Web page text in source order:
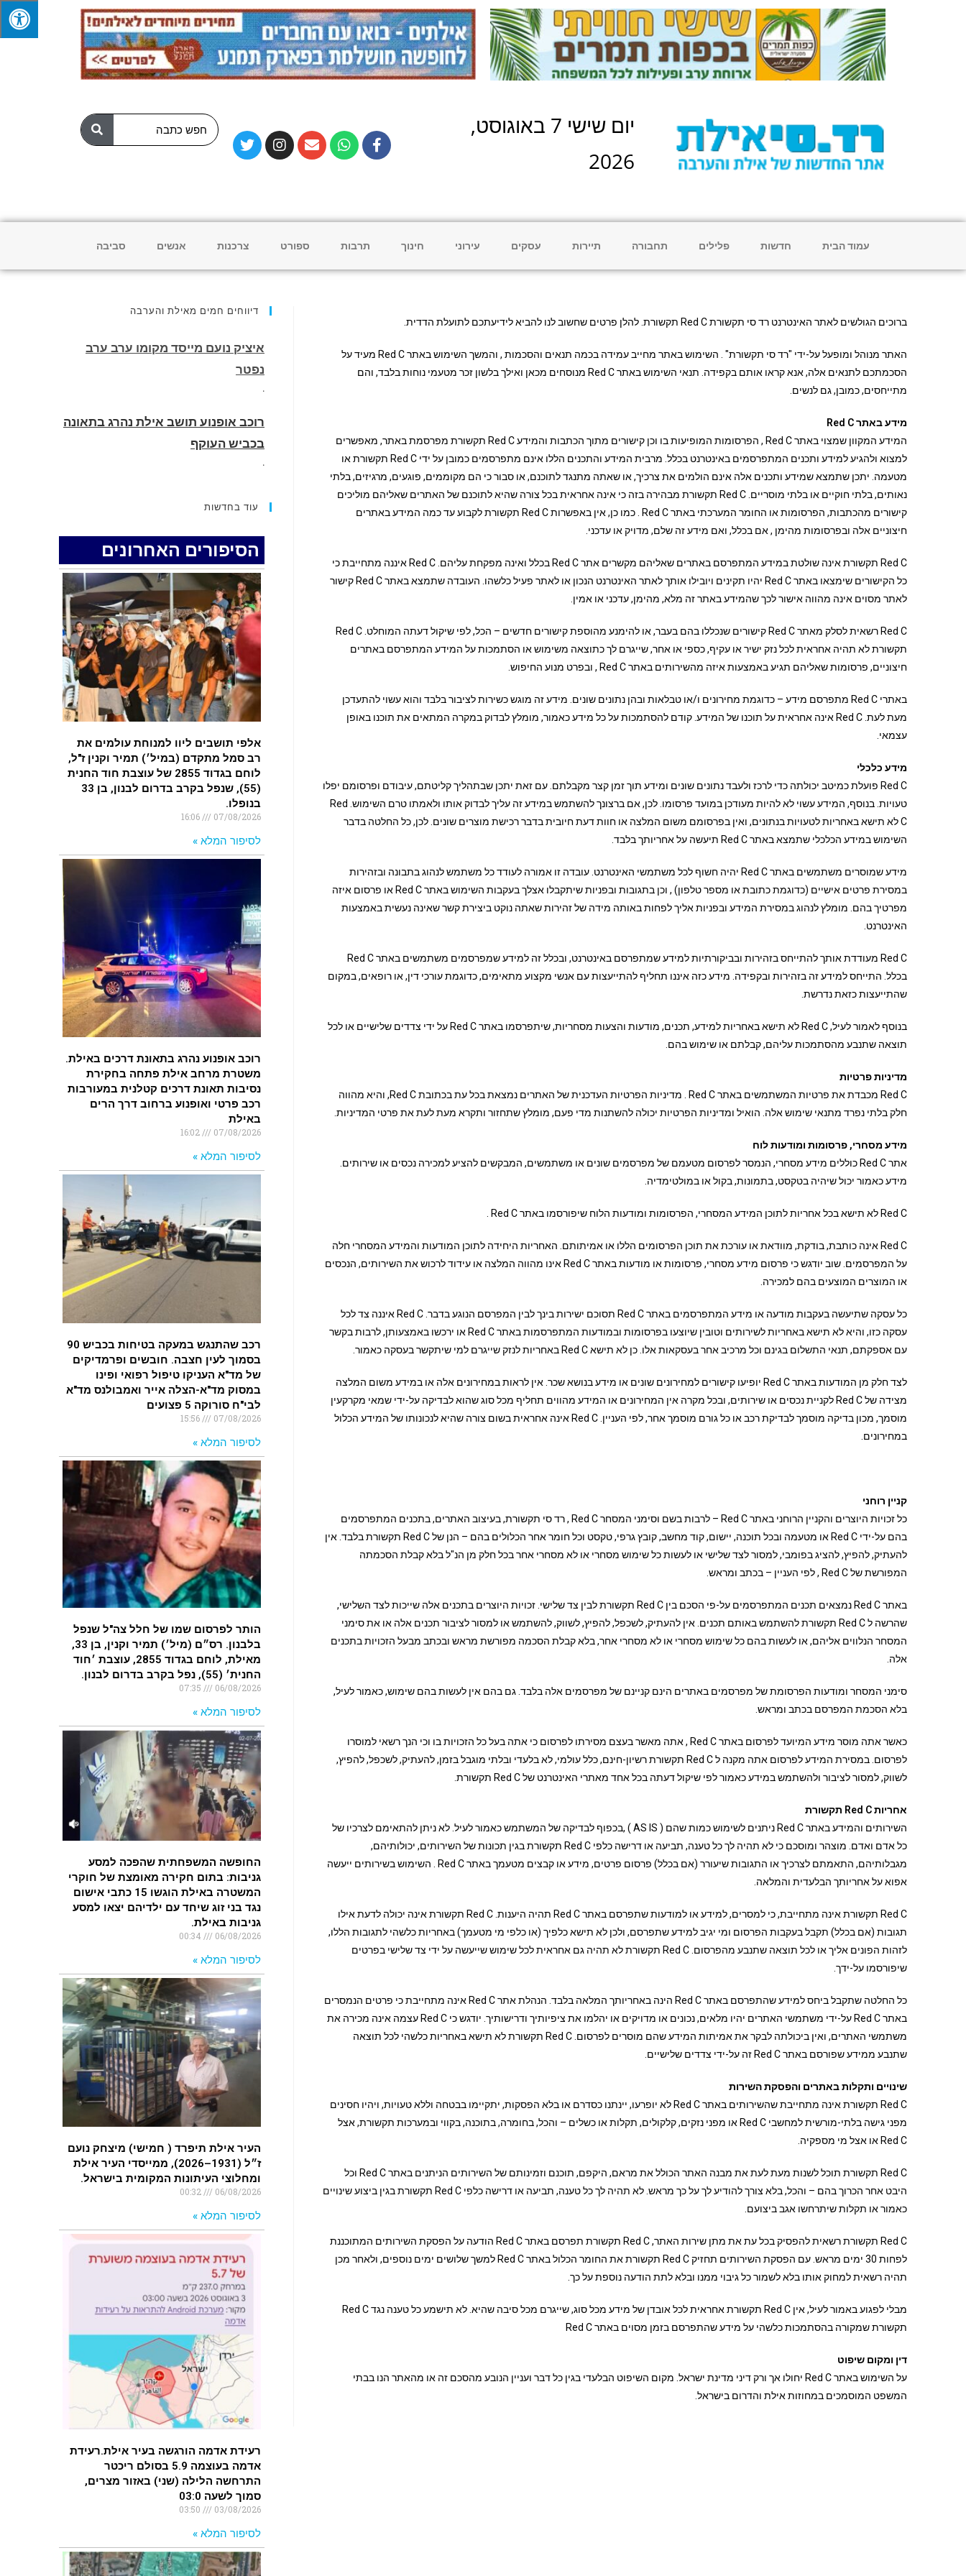
יום שישי 7 באוגוסט,
2026
עמוד הבית חדשות פלילים תחבורה תיירות עסקים עירוני חינוך תרבות ספורט צרכנות אנשים סביבה
ברוכים הגולשים לאתר האינטרנט רד סי תקשורת Red C תקשורת. להלן פרטים שחשוב לנו להביא לידיעתכם לתועלת הדדית.
האתר מנוהל ומופעל על-ידי "רד סי תקשורת" . השימוש באתר מחייב עמידה בכמה תנאים והסכמות , והמשך השימוש באתר Red C מעיד על
הסכמתכם לתנאים אלה, אנא קראו אותם בקפידה. תנאי השימוש באתר Red C מנוסחים מכאן ואילך בלשון זכר מטעמי נוחות בלבד, והם
מתייחסים, כמובן, גם לנשים.
מידע באתר Red C
המידע המקוון שמצוי באתר Red C , הפרסומות המופיעות בו וכן קישורים מתוך הכתבות והמידע Red C תקשורת מפרסמת באתר, מאפשרים
למצוא ולהגיע למידע ותכנים המתפרסמים באינטרנט בכלל. מרבית המידע והתכנים הללו אינם מתפרסמים כמובן על ידי Red C תקשורת או
מטעמה. יתכן שתמצא שמידע ותכנים אלה אינם הולמים את צרכיך, או שאתה מתנגד לתוכנם, או סבור כי הם מקוממים, פוגעים, מרגיזים, בלתי
נאותים, בלתי חוקיים או בלתי מוסריים. Red C תקשורת מבהירה בזה כי אינה אחראית בכל צורה שהיא לתוכנם של האתרים שאליהם מוליכים
קישורים מהכתבות, הפרסומות או החומר המערכתי באתר Red C . כמו כן, אין באפשרות Red C תקשורת לקבוע עד כמה המידע באתרים
חיצוניים אלה ובפרסומות מהימן , אם בכלל, ואם מידע זה שלם, מדויק או עדכני.
Red C תקשורת אינה שולטת במידע המתפרסם באתרים שאליהם מקשרים אתר Red C בכלל ואינה מפקחת עליהם. Red C איננה מתחייבת כי
כל הקישורים שימצאו באתר Red C יהיו תקינים ויובילו אותך לאתר האינטרנט הנכון או לאתר פעיל כלשהו. העובדה שתמצא באתר Red C קישור
לאתר מסוים אינה מהווה אישור לכך שהמידע באתר זה מלא, מהימן, עדכני או אמין.
Red C רשאית לסלק מאתר Red C קישורים שנכללו בהם בעבר, או להימנע מהוספת קישורים חדשים – הכל, לפי שיקול דעתה המוחלט. Red C
תקשורת לא תהיה אחראית לכל נזק ישיר או עקיף, כספי או אחר, שייגרם לך כתוצאה משימוש או הסתמכות על המידע המתפרסם באתרים
חיצוניים, פרסומות שאליהם תגיע באמצעות איזה מהשירותים באתר Red C , ובפרט מנוע החיפוש.
באתרי Red C מתפרסם מידע – כדוגמת מחירונים ו/או טבלאות ובהן נתונים שונים. מידע זה מוגש כשירות לציבור בלבד והוא עשוי להתעדכן
מעת לעת. Red C אינה אחראית על תוכנו של המידע. קודם להסתמכות על כל מידע כאמור, מומלץ לבדוק במקרה המתאים את תוכנו באופן
עצמאי.
מידע כלכלי
Red C פועלת כמיטב יכולתה כדי לרכז ולעבד נתונים שונים ומידע תוך זמן קצר מקבלתם. עם זאת יתכן שבתהליך קליטתם, עיבודם ופרסומם יפלו
טעויות. בנוסף, המידע עשוי לא להיות מעודכן במועד פרסומו. לכן, אם ברצונך להשתמש במידע זה עליך לבדוק אותו ולאמתו טרם השימוש. Red
C לא תישא באחריות לטעויות בנתונים, ואין בפרסומם משום המלצה או חוות דעת חיובית בדבר רכישת מוצרים שונים. לכן, כל החלטה בדבר
השימוש במידע הכלכלי שתמצא באתר Red C תיעשה על אחריותך בלבד.
מידע שמוסרים משתמשים באתר Red C יהיה חשוף לכל משתמשי האינטרנט. עובדה זו אמורה לעודד כל משתמש לנהוג בתבונה ובזהירות
במסירת פרטים אישיים (כדוגמת כתובת או מספר טלפון) , וכן בתגובות ובפניות שיתקבלו אצלך בעקבות השימוש באתר Red C או פרסום איזה
מפרטיך בהם. מומלץ לנהוג במסירת המידע ובפניות אליך לפחות באותה מידה של זהירות שאתה נוקט ביצירת קשר שאינה נעשית באמצעות
האינטרנט.
Red C מעודדת אותך להתייחס בזהירות ובביקורתיות למידע שמתפרסם באינטרנט, ובכלל זה למידע שמפרסמים משתמשים באתר Red C
בכלל. התייחס למידע זה בזהירות ובקפידה. מידע כזה איננו תחליף להתייעצות עם אנשי מקצוע מתאימים, כדוגמת עורכי דין, או רופאים, במקום
שהתייעצות כזאת נדרשת.
בנוסף לאמור לעיל, Red C לא תישא באחריות למידע, תכנים, מודעות והצעות מסחריות, שיתפרסמו באתר Red C על ידי צדדים שלישיים או לכל
תוצאה שתנבע מהסתמכות עליהם, קבלתם או שימוש בהם.
מדיניות פרטיות
Red C מכבדת את פרטיות המשתמשים באתר Red C . מדיניות הפרטיות העדכנית של האתרים נמצאת בכל עת בכתובת Red C, והיא מהווה
חלק בלתי נפרד מתנאי שימוש אלה. הואיל ומדיניות הפרטיות יכולה להשתנות מדי פעם, מומלץ שתחזור ותקרא מעת לעת את פרטי המדיניות.
מידע מסחרי, פרסומות ומודעות לוח
אתר Red C כוללים מידע מסחרי, הנמסר לפרסום מטעמם של מפרסמים שונים או משתמשים, המבקשים להציע למכירה נכסים או שירותים.
מידע כאמור יכול שיהיה בטקסט, בתמונות, בקול או במולטימדיה.
Red C לא תישא בכל אחריות לתוכן המידע המסחרי, הפרסומות ומודעות הלוח שיפורסמו באתר Red C .
Red C אינה כותבת, בודקת, מוודאת או עורכת את תוכן הפרסומים הללו או אמיתותם. האחריות היחידה לתוכן המודעות והמידע המסחרי חלה
על המפרסמים. שוב יודגש כי פרסום מידע מסחרי, פרסומות או מודעות באתר Red C אינו מהווה המלצה או עידוד לרכוש את השירותים, הנכסים
או המוצרים המוצעים בהם למכירה.
כל עסקה שתיעשה בעקבות מודעה או מידע המתפרסמים באתר Red C תסוכם ישירות בינך לבין המפרסם הנוגע בדבר. Red C איננה צד לכל
עסקה כזו, והיא לא תישא באחריות לשירותים וטובין שיוצעו בפרסומות ובמודעות המתפרסמות באתר Red C או ירכשו באמצעותן, לרבות בקשר
עם אספקתם, תנאי התשלום בגינם וכל מרכיב אחר בעסקאות אלו. כן לא תישא Red C באחריות לנזק שייגרם למי שיתקשר בעסקה כאמור.
לצד חלק מן המודעות באתר Red C יופיעו קישורים למחירונים שונים או מידע בנושא שכר. אין לראות במחירונים אלה או במידע משום המלצה
מצידה של Red C לקניית נכסים או שירותים, ובכל מקרה אין המחירונים או המידע מהווים תחליף מכל סוג שהוא לבדיקה על-ידי שמאי מקרקעין
מוסמך, מכון בדיקה מוסמך לבדיקת רכב או כל גורם מוסמך אחר, לפי העניין. Red C אינה אחראית בשום צורה שהיא לנכונותו של המידע הכלול
במחירונים.
קניין רוחני
כל זכויות היוצרים והקניין הרוחני באתר Red C – לרבות בשם וסימני המסחר Red C , רד סי תקשורת, בעיצוב האתרים, בתכנים המתפרסמים
בהם על-ידי Red C או מטעמה ובכל תוכנה, יישום, קוד מחשב, קובץ גרפי, טקסט וכל חומר אחר הכלולים בהם – הנן של Red C תקשורת בלבד. אין
להעתיק, להפיץ, להציג בפומבי, למסור לצד שלישי או לעשות כל שימוש מסחרי או לא מסחרי אחר בכל חלק מן הנ"ל בלא קבלת הסכמתה
המפורשת של Red C , לפי העניין – בכתב ומראש.
באתר Red C נמצאים תכנים המתפרסמים על-פי הסכם בין Red C תקשורת לבין צד שלישי. זכויות היוצרים בתכנים אלה שייכות לצד השלישי,
שהרשה ל Red C תקשורת להשתמש באותם תכנים. אין להעתיק, לשכפל, להפיץ, לשווק, להשתמש או למסור לציבור תכנים אלה או את סימני
המסחר הנלווים אליהם, או לעשות בהם כל שימוש מסחרי או לא מסחרי אחר, בלא קבלת הסכמה מפורשת מראש ובכתב מבעל הזכויות בתכנים
אלה.
סימני המסחר ומודעות הפרסומת של מפרסמים באתרים הינם קניינם של מפרסמים אלה בלבד. גם בהם אין לעשות בהם שימוש, כאמור לעיל,
בלא הסכמת המפרסם בכתב ומראש.
כאשר אתה מוסר מידע המיועד לפרסום באתר Red C , אתה מאשר בעצם מסירתו לפרסום כי אתה בעל כל הזכויות בו וכי הנך רשאי למוסרו
לפרסום. במסירת המידע לפרסום אתה מקנה ל Red C תקשורת רשיון-חינם, כלל עולמי, לא בלעדי ובלתי מוגבל בזמן, להעתיק, לשכפל, להפיץ,
לשווק, למסור לציבור ולהשתמש במידע כאמור לפי שיקול דעתה בכל אחד מאתרי האינטרנט של Red C תקשורת.
אחריות Red C תקשורת
השירותים והמידע באתר Red C ניתנים לשימוש כמות שהם ( AS IS ) ,בכפוף לבדיקה של המשתמש כאמור לעיל. לא ניתן להתאימם לצרכיו של
כל אדם ואדם. מוצהר ומוסכם כי לא תהיה לך כל טענה, תביעה או דרישה כלפי Red C תקשורת בגין תכונות של השירותים, יכולותיהם,
מגבלותיהם, התאמתם לצרכיך או התגובות שיעורר (אם בכלל) פרסום פרטים, מידע או קבצים מטעמך באתר Red C . השימוש בשירותים ייעשה
אפוא על אחריותך הבלעדית והמלאה.
Red C תקשורת אינה מתחייבת, כי למסרים, למידע או למודעות שתפרסם באתר Red C תהיה היענות. Red C תקשורת אינה יכולה לדעת אילו
תגובות (אם בכלל) תקבל בעקבות הפרסום ומי יגיב למידע שתפרסם, ולכן לא תישא כלפיך (או כלפי מי מטעמך) באחריות כלשהי לתגובות הללו,
לזהות הפונים אליך או לכל תוצאה שתנבע מהפרסום. Red C תקשורת לא תהיה גם אחראית לכל שימוש שייעשה על ידי צד שלישי בפרטים
שיפורסמו על-ידך.
כל החלטה שתקבל ביחס למידע שהתפרסם באתר Red C הינה באחריותך המלאה בלבד. הנהלת אתר Red C אינה מתחייבת כי פרטים הנמסרים
באתר Red C על-ידי משתמשי האתרים יהיו מלאים, נכונים או מדויקים או יהלמו את ציפיותיך ודרישותיך. יודגש כי Red C עצמה אינה מכירה את
משתמשי האתרים, ואין ביכולתה לבקר את אמיתות המידע שהם מוסרים לפרסום. Red C תקשורת לא תישא באחריות כלשהי לכל תוצאה
שתנבע ממידע שפורסם באתר Red C זה על-ידי צדדים שלישיים.
שינויים ותקלות באתרים והפסקת השירות
Red C תקשורת אינה מתחייבת שהשירותים באתר Red C לא יופרעו, יינתנו כסדרם או בלא הפסקות, יתקיימו בבטחה וללא טעויות, ויהיו חסינים
מפני גישה בלתי-מורשית למחשבי Red C או מפני נזקים, קלקולים, תקלות או כשלים – והכל, בחומרה, בתוכנה, בקווי ובמערכות תקשורת, אצל
Red C או אצל מי מספקיה.
Red C תקשורת תוכל לשנות מעת לעת את מבנה האתר הכולל את מראם, היקפם, תוכנם וזמינותם של השירותים הניתנים באתר Red C וכל
היבט אחר הכרוך בהם – והכל, בלא צורך להודיע לך על כך מראש. לא תהיה לך כל טענה, תביעה או דרישה כלפי Red C תקשורת בגין ביצוע שינויים
כאמור או תקלות שיתרחשו אגב ביצועם.
Red C תקשורת רשאית להפסיק בכל עת את מתן שירות האתר, Red C תקשורת תפרסם באתר Red C הודעה על הפסקת השירותים המתוכננת
לפחות 30 ימים מראש. עם הפסקת השירותים תחזיק Red C תקשורת את החומר הכלול באתר Red C למשך שלושים ימים נוספים, ולאחר מכן
תהיה רשאית למחוק אותו בלא לשמור כל גיבוי ממנו ובלא לתת הודעה נוספת על כך.
מבלי לפגוע באמור לעיל, אין Red C תקשורת אחראית לכל אובדן של מידע מכל סוג, שייגרם מכל סיבה שהיא. לא תישמע כל טענה נגד Red C
תקשורת שמקורה בהסתמכות כלשהי על מידע שהתפרסם בזמן מסוים באתר Red C
דין ומקום שיפוט
על השימוש באתר Red C יחולו אך ורק דיני מדינת ישראל. מקום השיפוט הבלעדי בגין כל דבר ועניין הנובע מהסכם זה או מהאתר הנו בבתי
המשפט המוסמכים במחוזות אילת והדרום בישראל.
דיווחים חמים מאילת והערבה
איציק נועם מייסד מקומו ערב ערב
נפטר
.
רוכב אופנוע תושב אילת נהרג בתאונה
בכביש העוקף
.
זוג שיחד עם ילדיהם יצאו למסע גניבות
באילת.
האדמה רועדת- סדרת רעידות אדמה
בחצי האי סיני
רכב התנגש במעקה בטיחות בכביש 90
בסמוך לעין חצבה. פצועים
עוד בחדשות
הסיפורים האחרונים
אלפי תושבים ליוו למנוחת עולמים את
רב סמל מתקדם (במיל׳) תמיר וקנין ז"ל,
לוחם בגדוד 2855 של עוצבת חוד החנית
(55), שנפל בקרב בדרום לבנון, בן 33
בנופלו.
07/08/2026
לסיפור המלא »
רוכב אופנוע נהרג בתאונת דרכים באילת.
משטרת מרחב אילת פתחה בחקירת
נסיבות תאונת דרכים קטלנית במעורבות
רכב פרטי ואופנוע ברחוב דרך הרים
באילת
07/08/2026
לסיפור המלא »
רכב שהתנגש במעקה בטיחות בכביש 90
בסמוך לעין חצבה. חובשים ופרמדיקים
של מד"א העניקו טיפול רפואי ופינו
במסוק מד"א-הצלה אייר ואמבולנס מד"א
לבי"ח סורוקה 5 פצועים
07/08/2026
לסיפור המלא »
הותר לפרסום שמו של חלל צה"ל שנפל
בלבנון. רס״ם (מיל׳) תמיר וקנין, בן 33,
מאילת, לוחם בגדוד 2855, עוצבת ׳חוד
החנית׳ (55), נפל בקרב בדרום לבנון.
06/08/2026
לסיפור המלא »
החופשה המשפחתית שהפכה למסע
גניבות: בתום חקירה מאומצת של חוקרי
המשטרה באילת הוגשו 15 כתבי אישום
נגד בני זוג שיחד עם ילדיהם יצאו למסע
גניבות באילת.
06/08/2026
לסיפור המלא »
העיר אילת תיפרד ( חמישי) מיצחק נועם
ז״ל (1931–2026), ממייסדי העיר אילת
ומחלוצי העיתונות המקומית בישראל.
06/08/2026
לסיפור המלא »
רעידת אדמה הורגשה בעיר אילת.רעידת
אדמה בעוצמה 5.9 בסולם ריכטר
התרחשה הלילה (שני) באזור מצרים,
סמוך לשעה 03:0
03/08/2026
לסיפור המלא »